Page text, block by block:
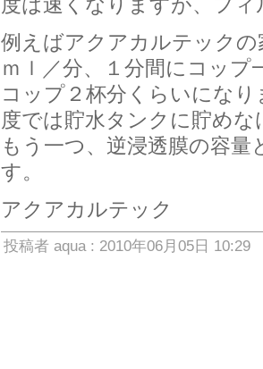
例えばアクアカルテックの
ｍｌ／分、１分間にコッ
コップ２杯分くらいにな
度では貯水タンクに貯め
もう一つ、逆浸透膜の容
す。
アクアカルテック
投稿者 aqua : 2010年06月05日 10:29